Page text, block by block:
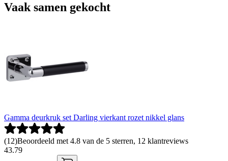
Vaak samen gekocht
Gamma deurkruk set Darling vierkant rozet nikkel glans
(12)Beoordeeld met 4.8 van de 5 sterren, 12 klantreviews
43.79